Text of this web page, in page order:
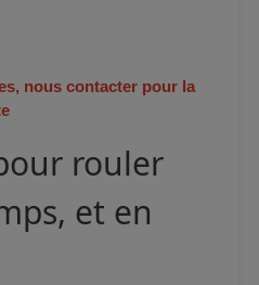
nous contacter pour la
rouler
et en